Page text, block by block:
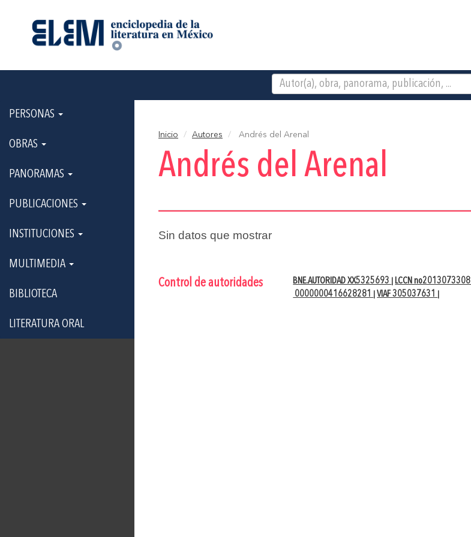
PERSONAS
OBRAS
PANORAMAS
PUBLICACIONES
INSTITUCIONES
MULTIMEDIA
BIBLIOTECA
LITERATURA ORAL
Inicio Autores Andrés del Arenal
Andrés del Arenal
Sin datos que mostrar
Control de autoridades BNE.AUTORIDAD XX5325693 LCCN no2013073308
0000000416628281
|VIAF 305037631